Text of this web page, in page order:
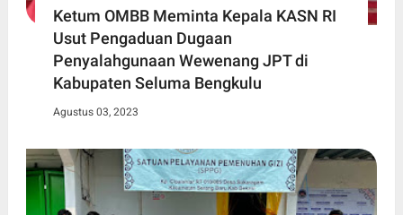
Ketum OMBB Meminta Kepala KASN RI
Usut Pengaduan Dugaan
Penyalahgunaan Wewenang JPT di
Kabupaten Seluma Bengkulu
Agustus 03, 2023